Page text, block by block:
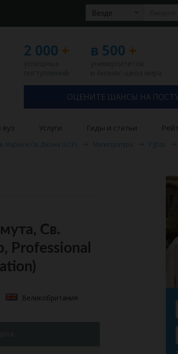
Везде
2 000 + в 500 +
ОЦЕНИТЕ ШАНСЫ НА
вуз Услуги Гиды и статьи
Марка и Св. Джона (UCP) Магистратура PgDip
Св.
Professional
Великобритания